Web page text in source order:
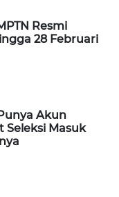
Resmi
28 Februari
Akun
Seleksi Masuk